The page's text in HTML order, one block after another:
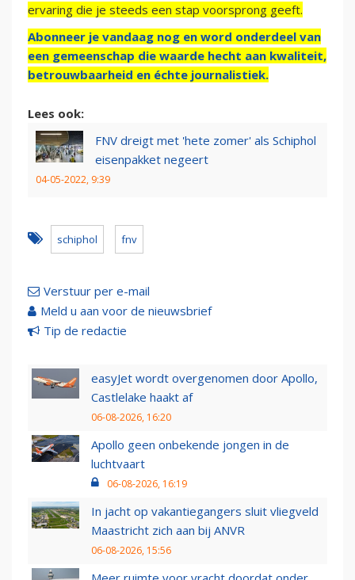
ervaring die je steeds een stap voorsprong geeft.
Abonneer je vandaag nog en word onderdeel van
een gemeenschap die waarde hecht aan kwaliteit,
betrouwbaarheid en échte journalistiek.
Lees ook:
FNV dreigt met 'hete zomer' als Schiphol
eisenpakket negeert
04-05-2022, 9:39
schiphol fnv
Verstuur per e-mail
Meld u aan voor de nieuwsbrief
Tip de redactie
easyJet wordt overgenomen door Apollo,
Castlelake haakt af
06-08-2026, 16:20
Apollo geen onbekende jongen in de
luchtvaart
06-08-2026, 16:19
In jacht op vakantiegangers sluit vliegveld
Maastricht zich aan bij ANVR
06-08-2026, 15:56